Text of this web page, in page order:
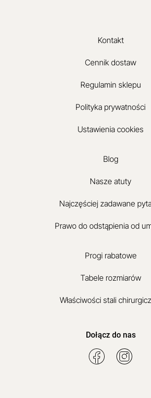
Kontakt
Cennik dostaw
Regulamin sklepu
Polityka prywatności
Ustawienia cookies
Blog
Nasze atuty
Najczęściej zadawane
Prawo do odstąpienia od
Progi rabatowe
Tabele rozmiarów
Właściwości stali
Dołącz do nas